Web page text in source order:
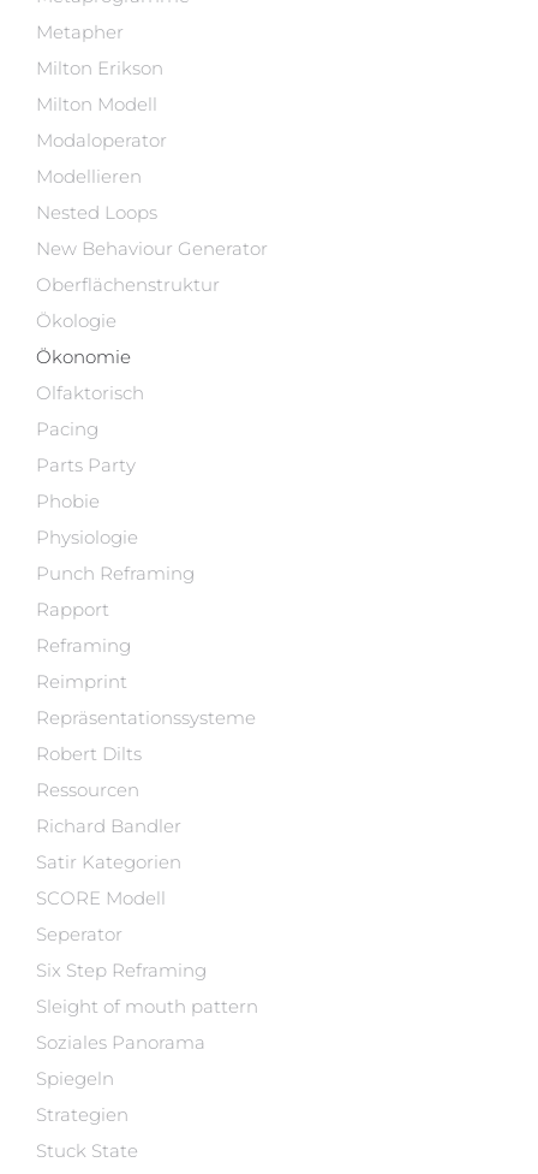
Metapher
Milton Erikson
Milton Modell
Modaloperator
Modellieren
Nested Loops
New Behaviour Generator
Oberflächenstruktur
Ökologie
Ökonomie
Olfaktorisch
Pacing
Parts Party
Phobie
Physiologie
Punch Reframing
Rapport
Reframing
Reimprint
Repräsentationssysteme
Robert Dilts
Ressourcen
Richard Bandler
Satir Kategorien
SCORE Modell
Seperator
Six Step Reframing
Sleight of mouth pattern
Soziales Panorama
Spiegeln
Strategien
Stuck State